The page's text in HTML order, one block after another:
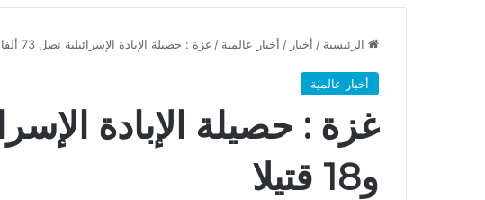
الرئيسية / أخبار / أخبار عالمية / غزة : حصيلة الإبادة الإسرائيلية تصل 73 ألفا و18 قتيلا
أخبار عالمية
و18 قتيلا